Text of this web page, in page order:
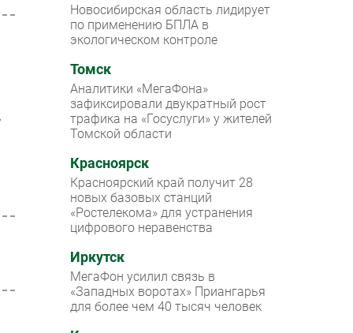
Проекты
IT класс
Тестовый стенд
Каталог компаний
Новосибирская область лидирует
по применению БПЛА в
экологическом контроле
Томск
Аналитики «МегаФона»
зафиксировали двукратный рост
трафика на «Госуслуги» у жителей
Томской области
Красноярск
Красноярский край получит 28
новых базовых станций
«Ростелекома» для устранения
цифрового неравенства
Иркутск
МегаФон усилил связь в
«Западных воротах» Приангарья
для более чем 40 тысяч человек